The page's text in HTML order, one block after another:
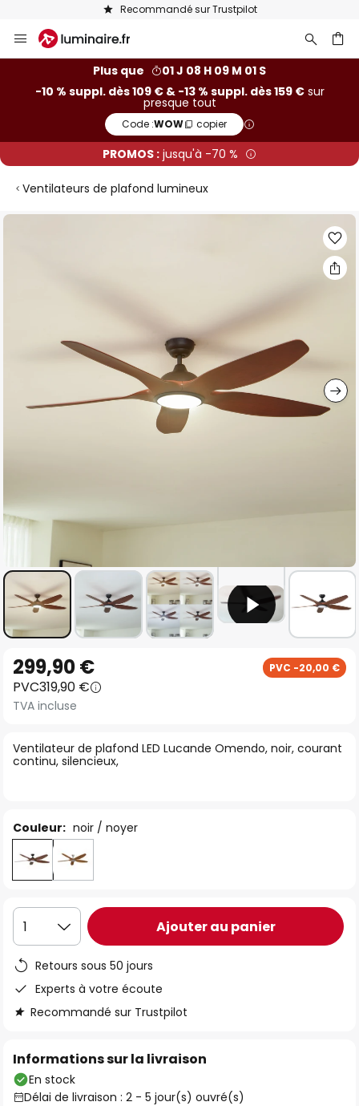
Recommandé sur Trustpilot
Allez
au
Plus que
01 J 08 H 09 M 01 S
-10 % suppl. dès 109 € & -13 % suppl. dès 159 €sur
presque tout
Code :WOW copier
PROMOS : jusqu'à -70 %
Ventilateurs de plafond lumineux
Skip
to
the
beginning
the
images
Ventilateur de plafond LED Lucande Omendo, noir, courant
continu, silencieux,
299,90 € PVC -20,00 €
PVC319,90 €
TVA incluse
Couleur: noir / noyer
1 Ajouter au panier
Retours sous 50 jours
Experts à votre écoute
Recommandé sur Trustpilot
Informations sur la livraison
En stock
Délai de livraison : 2 - 5 jour(s) ouvré(s)